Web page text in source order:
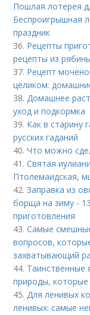
Пошлая лотерея
Беспроигрышная
праздник
36. Рецепты
рецепты из
37. Рецепт
целиком:
38.Домашнее
уход и подкормка
39. Как в старину
русских гаданий
40.Что можно
41.Святая
Птолемаидская,
42.Заправка из
борща на зиму -
приготовления
43.Самые
вопросов,
захватывающий
44. Таинственные
природы,
45.Для ленивых
ленивых: самые